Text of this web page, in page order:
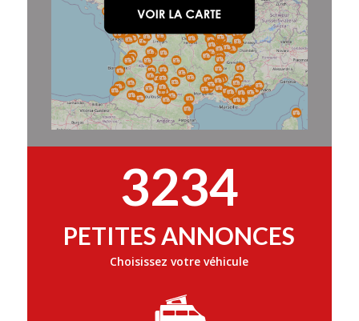
3234
PETITES ANNONCES
Choisissez votre véhicule